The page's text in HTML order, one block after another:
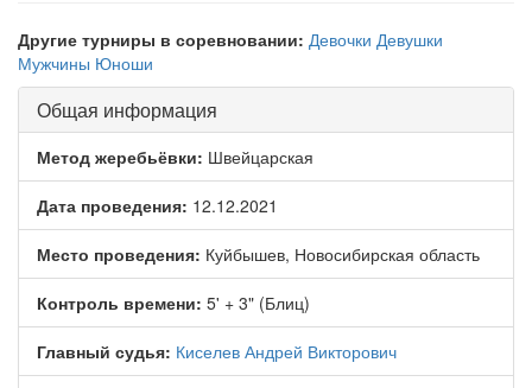
Другие турниры в соревновании: Девочки Девушки
Мужчины Юноши
Общая информация
Метод жеребьёвки: Швейцарская
Дата проведения: 12.12.2021
Место проведения: Куйбышев, Новосибирская область
Контроль времени: 5' + 3" (Блиц)
Главный судья: Киселев Андрей Викторович